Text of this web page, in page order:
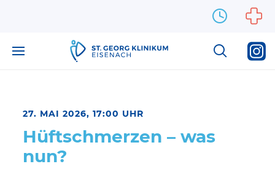
27. MAI 2026, 17:00 UHR
Hüftschmerzen – was
nun?